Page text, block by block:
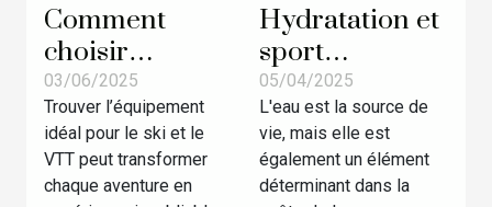
Comment
choisir
l'équipement
parfait pour le
ski et le VTT
03/06/2025
Trouver l’équipement
idéal pour le ski et le
VTT peut transformer
chaque aventure en
Hydratation et
sport
comprendre le
rôle de l'eau
dans la
performance
05/04/2025
L'eau est la source de
vie, mais elle est
également un élément
déterminant dans la